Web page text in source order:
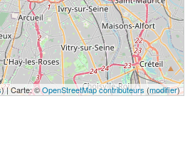
) | Carte: ©OpenStreetMap contributeurs (modifier)